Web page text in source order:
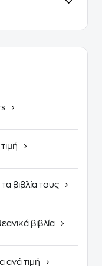
βιβλία τους
βιβλία
ανά τιμή